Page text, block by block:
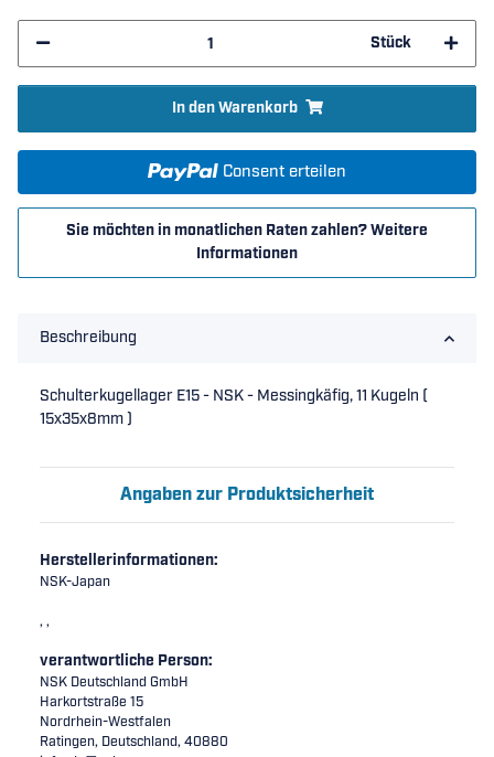
Stück
In den Warenkorb
Consent erteilen
Sie möchten in monatlichen Raten zahlen?Weitere
Informationen
Beschreibung
Schulterkugellager E15 - NSK - Messingkäfig, 11 Kugeln (
15x35x8mm )
Angaben zur Produktsicherheit
Herstellerinformationen:
NSK-Japan
, ,
verantwortliche Person:
NSK Deutschland GmbH
Harkortstraße 15
Nordrhein-Westfalen
Ratingen, Deutschland, 40880